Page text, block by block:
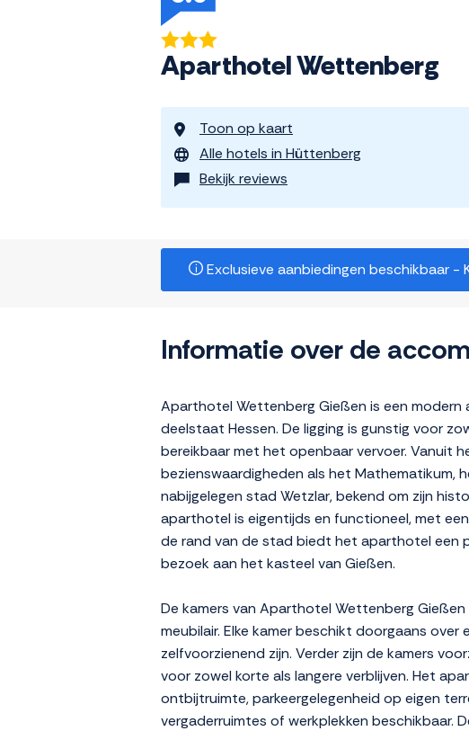
Aparthotel Wettenberg
Toon op kaart
Alle hotels in Hüttenberg
Bekijk reviews
Exclusieve aanbiedingen beschikbaar -
Informatie over de
Aparthotel Wettenberg Gießen is een modern
deelstaat Hessen. De ligging is gunstig voor
bereikbaar met het openbaar vervoer. Vanuit
bezienswaardigheden als het Mathematikum,
nabijgelegen stad Wetzlar, bekend om zijn
aparthotel is eigentijds en functioneel, met
de rand van de stad biedt het aparthotel een
bezoek aan het kasteel van Gießen.
De kamers van Aparthotel Wettenberg
meubilair. Elke kamer beschikt doorgaans
zelfvoorzienend zijn. Verder zijn de kamers
voor zowel korte als langere verblijven. Het
ontbijtruimte, parkeergelegenheid op eigen
vergaderruimtes of werkplekken beschikbaar.